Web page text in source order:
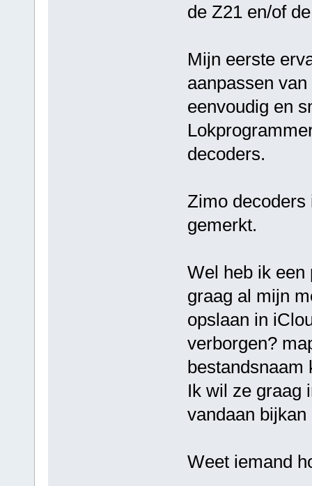
de Z21 en/of
Mijn eerste
aanpassen
eenvoudig en
decoders.
Zimo decoders
gemerkt.
Wel heb ik een
graag al mijn
opslaan in
verborgen?
Ik wil ze graag
vandaan
Weet iemand